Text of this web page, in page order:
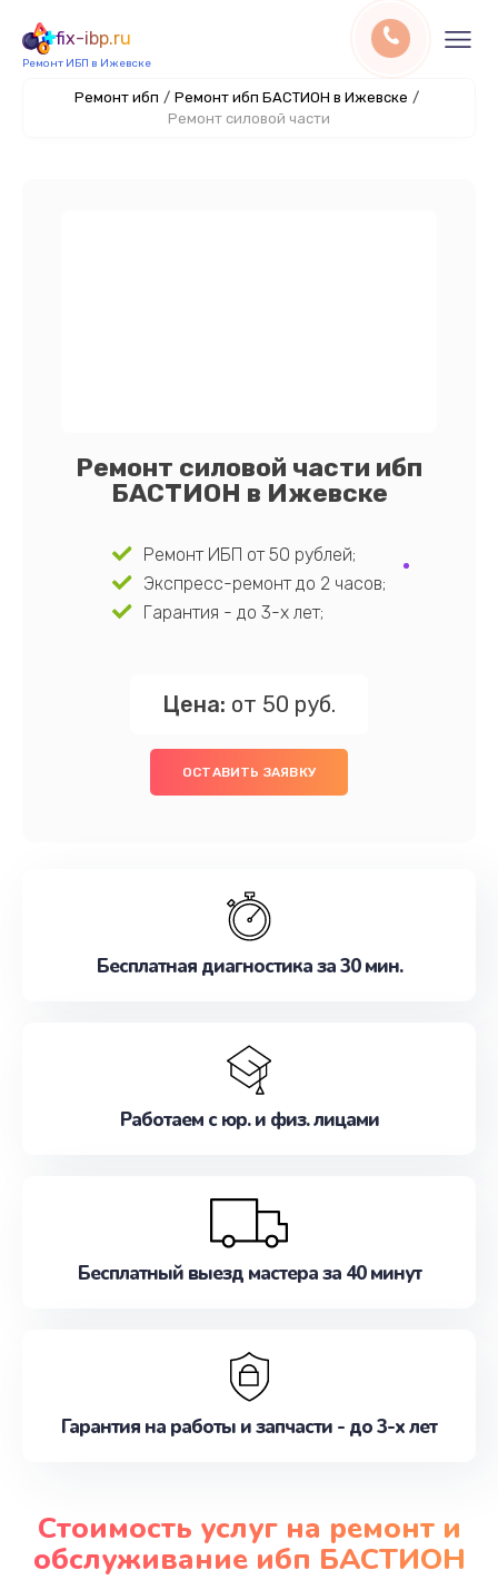
fix-ibp.ru
Ремонт ИБП в Ижевске
Ремонт ибп / Ремонт ибп БАСТИОН в Ижевске /
Ремонт силовой части
Ремонт силовой части ибп
БАСТИОН в Ижевске
Ремонт ИБП от 50 рублей;
Экспресс-ремонт до 2 часов;
Гарантия - до 3-х лет;
Цена: от 50 руб.
ОСТАВИТЬ ЗАЯВКУ
Бесплатная диагностика за 30 мин.
Работаем с юр. и физ. лицами
Бесплатный выезд мастера за 40 минут
Гарантия на работы и запчасти - до 3-х лет
Стоимость услуг на ремонт и
обслуживание ибп БАСТИОН